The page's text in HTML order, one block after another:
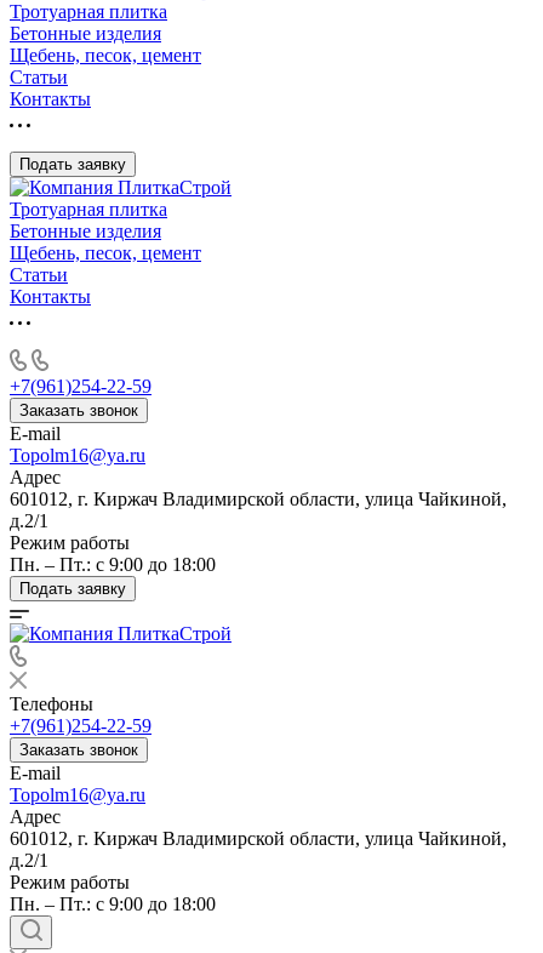
Тротуарная плитка
Бетонные изделия
Щебень, песок, цемент
Статьи
Контакты
Подать заявку
Тротуарная плитка
Бетонные изделия
Щебень, песок, цемент
Статьи
Контакты
+7(961)254-22-59
Заказать звонок
E-mail
Topolm16@ya.ru
Адрес
601012, г. Киржач Владимирской области, улица Чайкиной,
д.2/1
Режим работы
Пн. – Пт.: с 9:00 до 18:00
Подать заявку
Телефоны
+7(961)254-22-59
Заказать звонок
E-mail
Topolm16@ya.ru
Адрес
601012, г. Киржач Владимирской области, улица Чайкиной,
д.2/1
Режим работы
Пн. – Пт.: с 9:00 до 18:00